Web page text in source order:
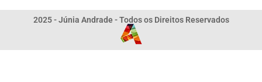
2025 - Júnia Andrade - Todos os Direitos Reservados